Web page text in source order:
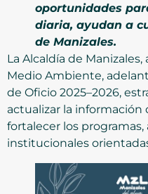
oportunidades
diaria, ayudan a
de Manizales.
La Alcaldía de
Medio Ambiente,
de Oficio 2025–2026,
actualizar la información
fortalecer los programas,
institucionales